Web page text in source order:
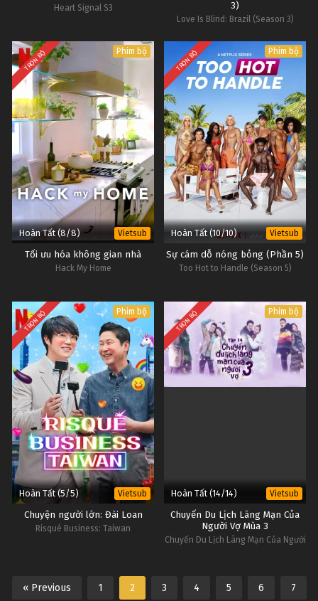
Heart Signal S3 3)
Love Is Blind: Brazil (Season 3)
TRỌN BỘ Phim bộ
Hoàn Tất (8/8) Vietsub
Tối ưu hóa không gian nhà
Hack My Home
TRỌN BỘ Phim bộ
Hoàn Tất (10/10) Vietsub
Sự cám dỗ nóng bỏng (Phần 5)
Too Hot to Handle (Season 5)
TRỌN BỘ Phim bộ
Hoàn Tất (5/5) Vietsub
Chuyện người lớn: Đài Loan
Risqué Business: Taiwan
TRỌN BỘ Phim bộ
Hoàn Tất (14/14) Vietsub
Chuyến Du Lịch Lãng Mạn Của
Người Vợ Mùa 3
Chuyến Du Lịch Lãng Mạn Của Người
« Previous 1 2 3 4 5 6 7